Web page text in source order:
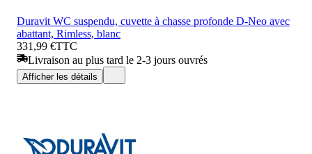
Duravit WC suspendu, cuvette à chasse profonde D-Neo avec
abattant, Rimless, blanc
331,99 €TTC
Livraison au plus tard le 2-3 jours ouvrés
Afficher les détails